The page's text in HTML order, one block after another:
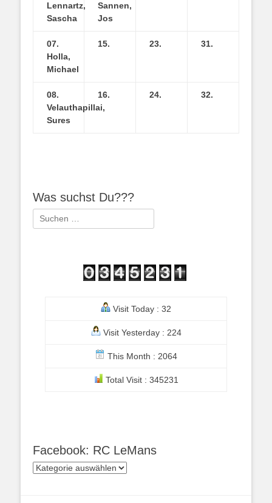
Lennartz,
Sascha
Sannen,
Jos
07.
Holla,
Michael
15. 23. 31.
08.
Velauthapillai,
Sures
16. 24. 32.
Was suchst Du???
Suchen
nach:
Visit Today : 32
Visit Yesterday : 224
This Month : 2064
Total Visit : 345231
Facebook: RC LeMans
Facebook: